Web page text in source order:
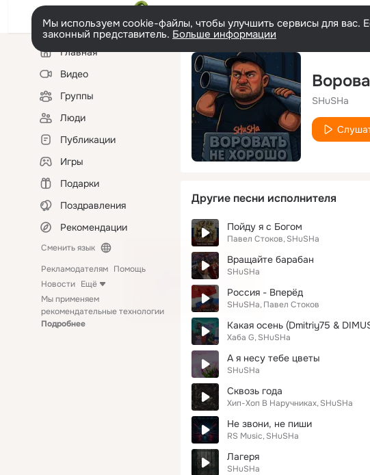
Мы используем cookie-файлы, чтобы улучшить сервисы для вас.
законный представитель. Больше информации
Левая
колонкаГлавная
Видео
Группы
Люди
Публикации
Игры
Подарки
Поздравления
Рекомендации
Сменить язык
Рекламодателям Помощь
Новости Ещё
Мы применяем
рекомендательные технологии
Подробнее
SHuSHa
Другие песни исполнителя
Пойду я с Богом
Павел Стоков SHuSHa
Вращайте барабан
SHuSHa
Россия - Вперёд
SHuSHa Павел Стоков
Какая осень (Dmitriy75 &
Хаба G SHuSHa
А я несу тебе цветы
SHuSHa
Сквозь года
Хип-Хоп В Наручниках SHuSHa
Не звони, не пиши
RS Music SHuSHa
Лагеря
SHuSHa